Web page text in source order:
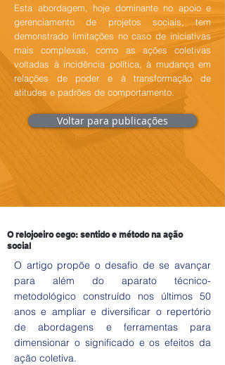
Esta abordagem, hoje dominante no apoio e
gerenciamento de projetos sociais, tem
demonstrado limitações no caso de iniciativas
mais complexas, como as ações coletivas
voltadas à incidência política, à mudança em
relações de poder e à transformação de
atitudes e padrões de comportamento.
Voltar para publicações
O relojoeiro cego: sentido e método na ação
social
O artigo propõe o desafio de se avançar
para além do aparato técnico-
metodológico construído nos últimos 50
anos e ampliar e diversificar o repertório
de abordagens e ferramentas para
dimensionar o significado e os efeitos da
ação coletiva.